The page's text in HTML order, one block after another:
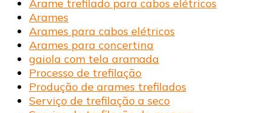
Arame trefilado para cabos elétricos
Arames
Arames para cabos elétricos
Arames para concertina
gaiola com tela aramada
Processo de trefilação
Produção de arames trefilados
Serviço de trefilação a seco